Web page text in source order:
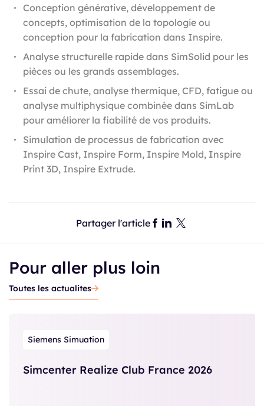
Conception générative, développement de
concepts, optimisation de la topologie ou
conception pour la fabrication dans Inspire.
Analyse structurelle rapide dans SimSolid pour les
pièces ou les grands assemblages.
Essai de chute, analyse thermique, CFD, fatigue ou
analyse multiphysique combinée dans SimLab
pour améliorer la fiabilité de vos produits.
Simulation de processus de fabrication avec
Inspire Cast, Inspire Form, Inspire Mold, Inspire
Print 3D, Inspire Extrude.
Partager l'article
Pour aller plus loin
Toutes les actualites
Siemens Simuation
Simcenter Realize Club France 2026